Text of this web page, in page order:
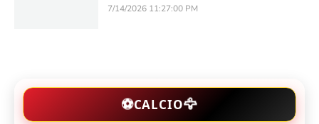
7/14/2026 11:27:00 PM
⚽CALCIO🦅